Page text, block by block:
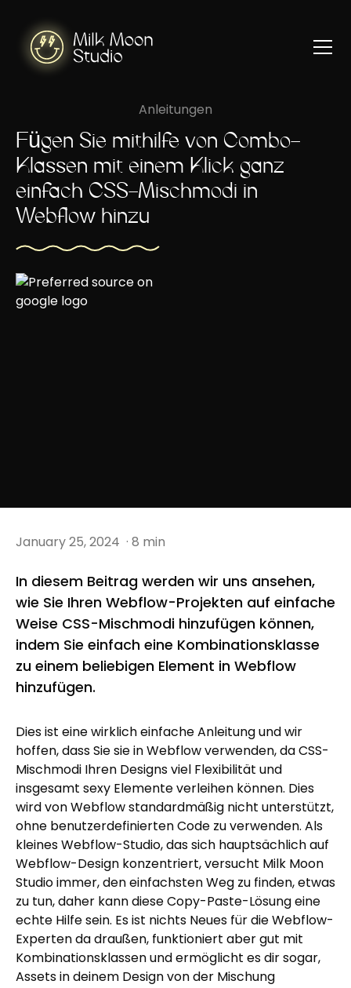
Anleitungen
Fügen Sie mithilfe von Combo-
Klassen mit einem Klick ganz
einfach CSS-Mischmodi in
Webflow hinzu
January 25, 2024 · 8 min
In diesem Beitrag werden wir uns ansehen,
wie Sie Ihren Webflow-Projekten auf einfache
Weise CSS-Mischmodi hinzufügen können,
indem Sie einfach eine Kombinationsklasse
zu einem beliebigen Element in Webflow
hinzufügen.
Dies ist eine wirklich einfache Anleitung und wir
hoffen, dass Sie sie in Webflow verwenden, da CSS-
Mischmodi Ihren Designs viel Flexibilität und
insgesamt sexy Elemente verleihen können. Dies
wird von Webflow standardmäßig nicht unterstützt,
ohne benutzerdefinierten Code zu verwenden. Als
kleines Webflow-Studio, das sich hauptsächlich auf
Webflow-Design konzentriert, versucht Milk Moon
Studio immer, den einfachsten Weg zu finden, etwas
zu tun, daher kann diese Copy-Paste-Lösung eine
echte Hilfe sein. Es ist nichts Neues für die Webflow-
Experten da draußen, funktioniert aber gut mit
Kombinationsklassen und ermöglicht es dir sogar,
Assets in deinem Design von der Mischung